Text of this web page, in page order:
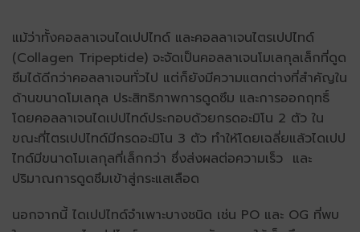
แม้ว่าทั้งคอลลาเจนไดเปปไทด์ และคอลลาเจนไตรเปปไทด์
(Collagen Tripeptide) จะจัดเป็นคอลลาเจนโมเลกุลเล็กที่ดูด
ซึมได้ดีกว่าคอลลาเจนทั่วไป แต่ก็ยังมีความแตกต่างที่สำคัญใน
ด้านขนาดโมเลกุล ประสิทธิภาพการดูดซึม และการออกฤทธิ์
โดยคอลลาเจนไดเปปไทด์ประกอบด้วยกรดอะมิโน 2 ตัว ใน
ขณะที่ไตรเปปไทด์มีกรดอะมิโน 3 ตัว ทำให้โดยเฉลี่ยแล้วไดเปป
ไทด์มีขนาดโมเลกุลที่เล็กกว่า ซึ่งส่งผลต่อความเร็ว และ
ปริมาณการดูดซึมเข้าสู่กระแสเลือด
นอกจากนี้ ไดเปปไทด์จำเพาะบางชนิด เช่น PO และ OG ที่พบ